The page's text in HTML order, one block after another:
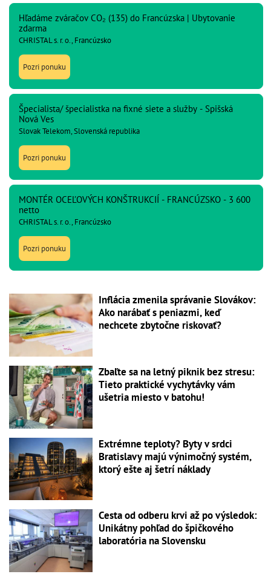
Hľadáme zváračov CO₂ (135) do Francúzska | Ubytovanie
zdarma
CHRISTAL s. r. o., Francúzsko
Pozri ponuku
Špecialista/ špecialistka na fixné siete a služby - Spišská
Nová Ves
Slovak Telekom, Slovenská republika
Pozri ponuku
MONTÉR OCEĽOVÝCH KONŠTRUKCIÍ - FRANCÚZSKO - 3 600
netto
CHRISTAL s. r. o., Francúzsko
Pozri ponuku
Inflácia zmenila správanie Slovákov:
Ako narábať s peniazmi, keď
nechcete zbytočne riskovať?
Zbaľte sa na letný piknik bez stresu:
Tieto praktické vychytávky vám
ušetria miesto v batohu!
Extrémne teploty? Byty v srdci
Bratislavy majú výnimočný systém,
ktorý ešte aj šetrí náklady
Cesta od odberu krvi až po výsledok:
Unikátny pohľad do špičkového
laboratória na Slovensku